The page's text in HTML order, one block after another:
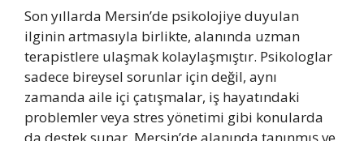
Son yıllarda Mersin’de psikolojiye duyulan
ilginin artmasıyla birlikte, alanında uzman
terapistlere ulaşmak kolaylaşmıştır. Psikologlar
sadece bireysel sorunlar için değil, aynı
zamanda aile içi çatışmalar, iş hayatındaki
problemler veya stres yönetimi gibi konularda